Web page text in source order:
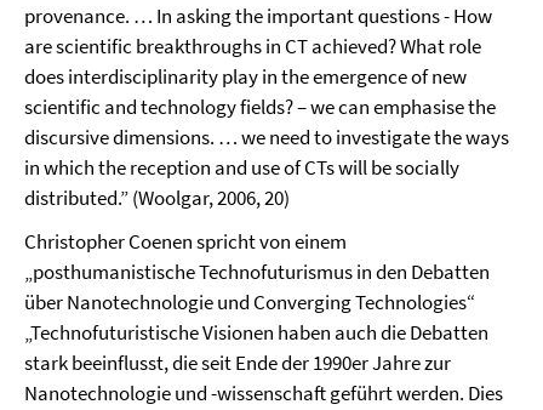
provenance. … In asking the important questions - How
are scientific breakthroughs in CT achieved? What role
does interdisciplinarity play in the emergence of new
scientific and technology fields? – we can emphasise the
discursive dimensions. … we need to investigate the ways
in which the reception and use of CTs will be socially
distributed.” (Woolgar, 2006, 20)
Christopher Coenen spricht von einem
„posthumanistische Technofuturismus in den Debatten
über Nanotechnologie und Converging Technologies“
„Technofuturistische Visionen haben auch die Debatten
stark beeinflusst, die seit Ende der 1990er Jahre zur
Nanotechnologie und -wissenschaft geführt werden. Dies